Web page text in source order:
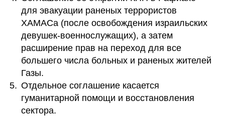
для эвакуации раненых террористов
ХАМАСа (после освобождения израильских
девушек-военнослужащих), а затем
расширение прав на переход для все
большего числа больных и раненых жителей
Газы.
Отдельное соглашение касается
гуманитарной помощи и восстановления
сектора.